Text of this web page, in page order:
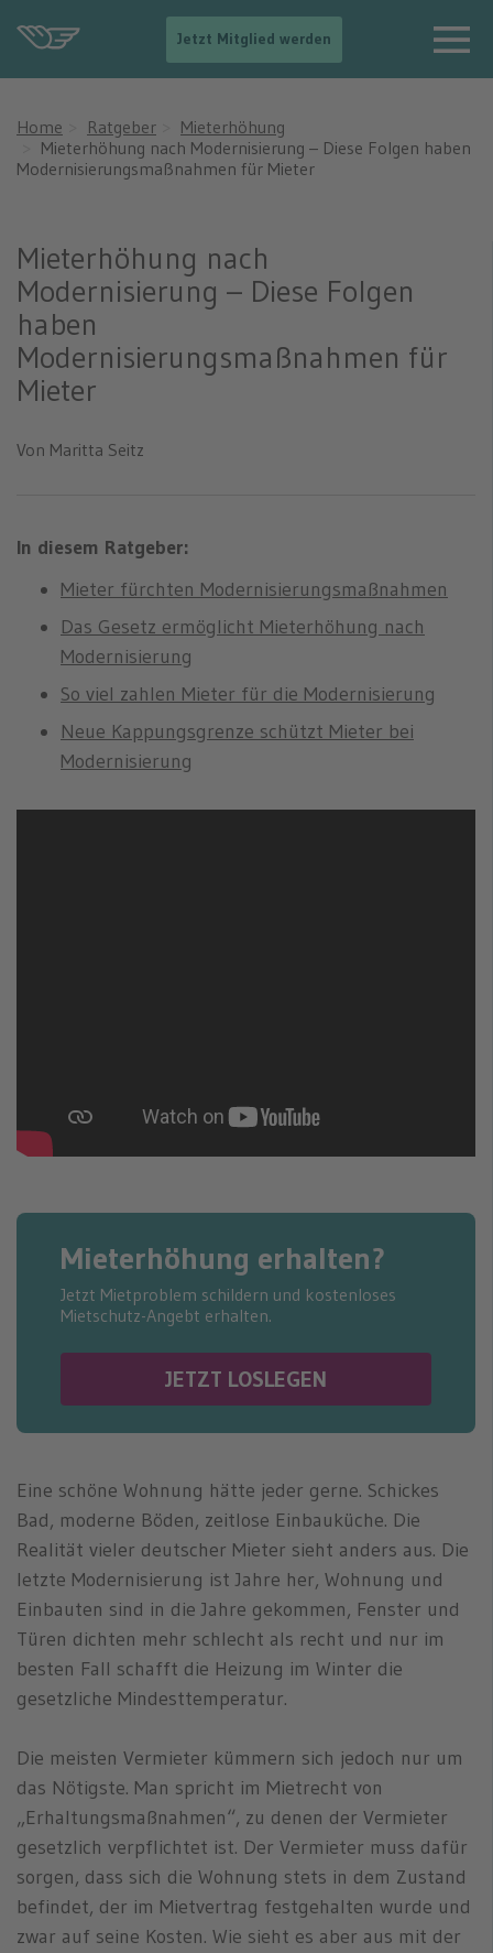
Jetzt Mitglied werden
-
-
>
v
n
b
Home Ratgeber
Mieterhöhung
Mieterhöhung nach Modernisierung – Diese Folgen haben
Modernisierungsmaßnahmen für Mieter
Mieterhöhung nach
Modernisierung – Diese Folgen
haben
Modernisierungsmaßnahmen für
Mieter
Von Maritta Seitz
In diesem Ratgeber:
Mieter fürchten Modernisierungsmaßnahmen
Das Gesetz ermöglicht Mieterhöhung nach
Modernisierung
So viel zahlen Mieter für die Modernisierung
Neue Kappungsgrenze schützt Mieter bei
Modernisierung
Mieterhöhung erhalten?
Jetzt Mietproblem schildern und kostenloses
Mietschutz-Angebt erhalten.
JETZT LOSLEGEN
Eine schöne Wohnung hätte jeder gerne. Schickes
Bad, moderne Böden, zeitlose Einbauküche. Die
Realität vieler deutscher Mieter sieht anders aus. Die
letzte Modernisierung ist Jahre her, Wohnung und
Einbauten sind in die Jahre gekommen, Fenster und
Türen dichten mehr schlecht als recht und nur im
besten Fall schafft die Heizung im Winter die
gesetzliche Mindesttemperatur.
Die meisten Vermieter kümmern sich jedoch nur um
das Nötigste. Man spricht im Mietrecht von
„Erhaltungsmaßnahmen“, zu denen der Vermieter
gesetzlich verpflichtet ist. Der Vermieter muss dafür
sorgen, dass sich die Wohnung stets in dem Zustand
befindet, der im Mietvertrag festgehalten wurde und
zwar auf seine Kosten. Wie sieht es aber aus mit der